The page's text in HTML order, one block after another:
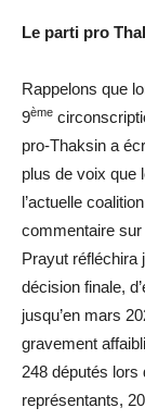
Le parti pro
Rappelons que
9ème
pro-Thaksin a
plus de voix que
l’actuelle
commentaire
Prayut réfléchira
décision finale,
jusqu’en mars
gravement
248 députés lors
représentants,